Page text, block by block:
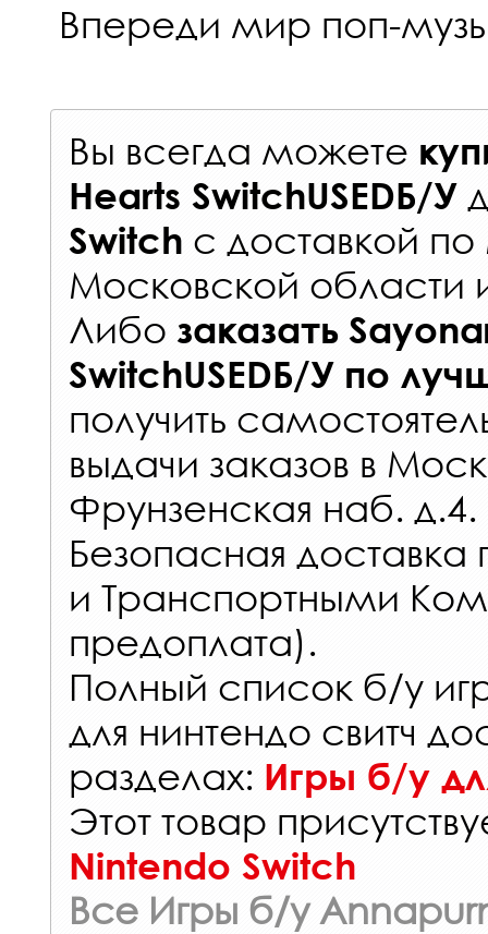
Впереди мир поп-
Вы всегда можете
Hearts SwitchUSEDБ/У
Switch с доставкой
Московской области
Либо заказать
SwitchUSEDБ/У по
получить
выдачи заказов в
Фрунзенская наб. д.4.
Безопасная
и Транспортными
предоплата).
Полный список б/у
для нинтендо свитч
разделах: Игры б/у
Этот товар
Nintendo Switch
Все Игры б/у